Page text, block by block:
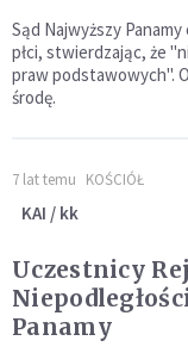
Sąd Najwyższy
płci, stwierdzając, że
praw podstawowych".
środę.
7 lat temu KOŚCIÓŁ
KAI / kk
Uczestnicy
Panamy